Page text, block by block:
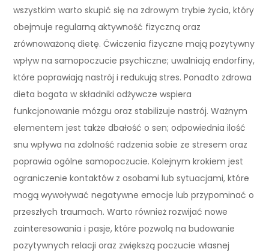
wszystkim warto skupić się na zdrowym trybie życia, który
obejmuje regularną aktywność fizyczną oraz
zrównoważoną dietę. Ćwiczenia fizyczne mają pozytywny
wpływ na samopoczucie psychiczne; uwalniają endorfiny,
które poprawiają nastrój i redukują stres. Ponadto zdrowa
dieta bogata w składniki odżywcze wspiera
funkcjonowanie mózgu oraz stabilizuje nastrój. Ważnym
elementem jest także dbałość o sen; odpowiednia ilość
snu wpływa na zdolność radzenia sobie ze stresem oraz
poprawia ogólne samopoczucie. Kolejnym krokiem jest
ograniczenie kontaktów z osobami lub sytuacjami, które
mogą wywoływać negatywne emocje lub przypominać o
przeszłych traumach. Warto również rozwijać nowe
zainteresowania i pasje, które pozwolą na budowanie
pozytywnych relacji oraz zwiększą poczucie własnej